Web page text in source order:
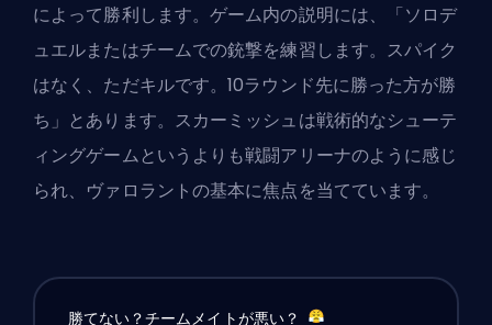
によって勝利します。ゲーム内の説明には、「ソロデ
ュエルまたはチームでの銃撃を練習します。スパイク
はなく、ただキルです。10ラウンド先に勝った方が勝
ち」とあります。スカーミッシュは戦術的なシューテ
ィングゲームというよりも戦闘アリーナのように感じ
られ、ヴァロラントの基本に焦点を当てています。
勝てない？チームメイトが悪い？